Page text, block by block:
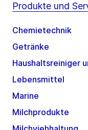
Produkte und
Chemietechnik
Getränke
Haushaltsreiniger
Lebensmittel
Marine
Milchprodukte